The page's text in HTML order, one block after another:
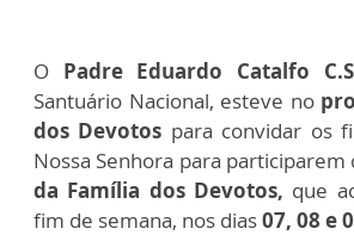
O Padre Eduardo Catalfo
Santuário Nacional, esteve no
dos Devotos para convidar os
Nossa Senhora para participarem
da Família dos Devotos, que
fim de semana, nos dias07, 08 e